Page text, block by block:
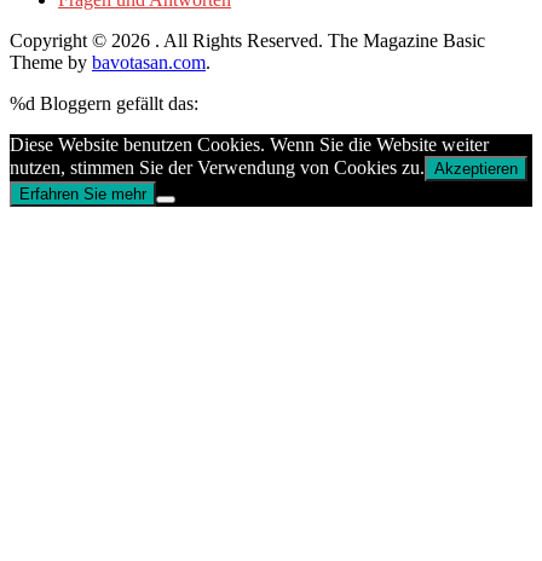
Copyright © 2026 . All Rights Reserved. The Magazine Basic
Theme by bavotasan.com.
%d Bloggern gefällt das:
Diese Website benutzen Cookies. Wenn Sie die Website weiter
nutzen, stimmen Sie der Verwendung von Cookies zu. Akzeptieren
Erfahren Sie mehr